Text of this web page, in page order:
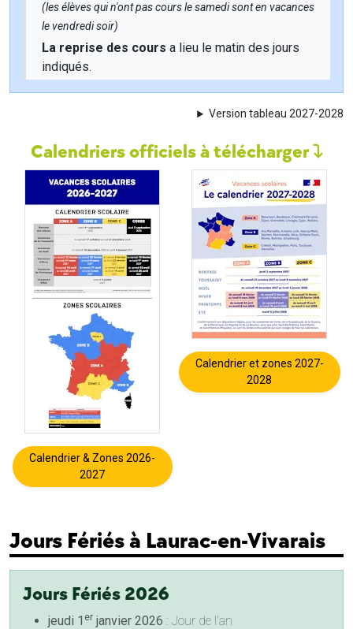
(les élèves qui n'ont pas cours le samedi sont en vacances
le vendredi soir)
La reprise des cours a lieu le matin des jours
indiqués.
Version tableau 2027-2028
Calendriers officiels à télécharger
Calendrier & Zones 2026-
2027
Calendrier et zones 2027-
2028
Jours Fériés à Laurac-en-Vivarais
Jours Fériés 2026
jeudi 1 er janvier 2026 : Jour de l'an